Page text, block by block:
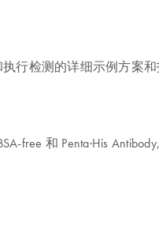
行检测的详细示例方案和
free 和 Penta·His